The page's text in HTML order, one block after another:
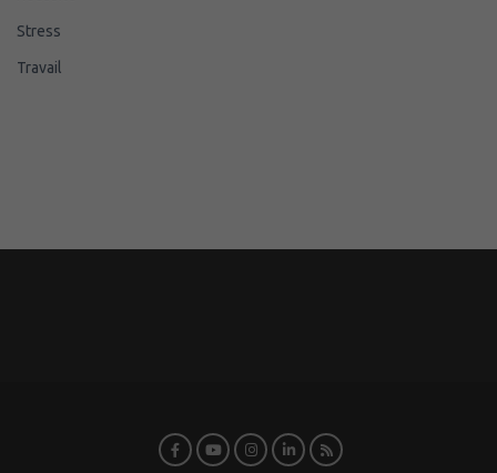
Stress
Travail